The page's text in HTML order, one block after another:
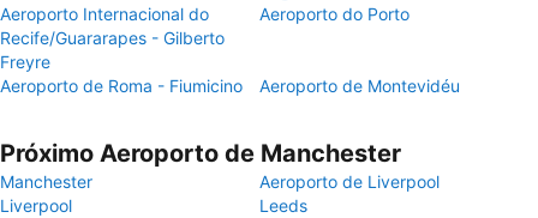
Aeroporto Internacional do
Recife/Guararapes - Gilberto
Freyre
Aeroporto do Porto
Aeroporto de Roma - Fiumicino Aeroporto de Montevidéu
Próximo Aeroporto de Manchester
Manchester
Aeroporto de Liverpool
Liverpool
Leeds